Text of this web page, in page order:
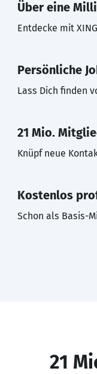
Über eine
Entdecke mit
Persönliche
Lass Dich finden
21 Mio.
Knüpf neue
Kostenlos
Schon als Basis-
21